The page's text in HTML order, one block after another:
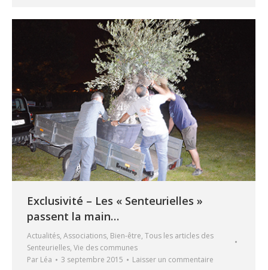
Exclusivité – Les « Senteurielles »
passent la main…
Actualités, Associations, Bien-être, Tous les articles des
Senteurielles, Vie des communes
Par Léa 3 septembre 2015 Laisser un commentaire